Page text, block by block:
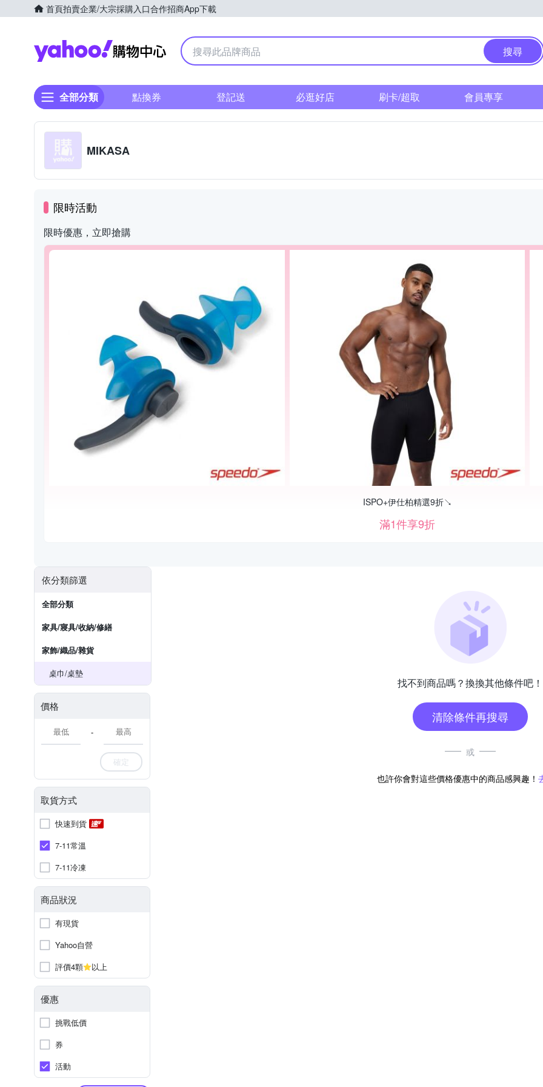
首頁拍賣企業/大宗採購入口合作招商App下載
Yahoo購物中心
搜尋
全部分類 點換券 登記送 必逛好店 刷卡/超取 會員專享
MIKASA
限時活動
限時優惠，立即搶購
ISPO+伊仕柏精選9折↘
滿1件享9折
依分類篩選
全部分類
家具/寢具/收納/修繕
家飾/織品/雜貨
桌巾/桌墊
價格
-
確定
取貨方式
快速到貨
7-11常溫
7-11冷凍
商品狀況
有現貨
Yahoo自營
評價4顆
以上
優惠
挑戰低價
券
活動
找不到商品嗎？換換其他條件吧！
清除條件再搜尋
或
也許你會對這些價格優惠中的商品感興趣！